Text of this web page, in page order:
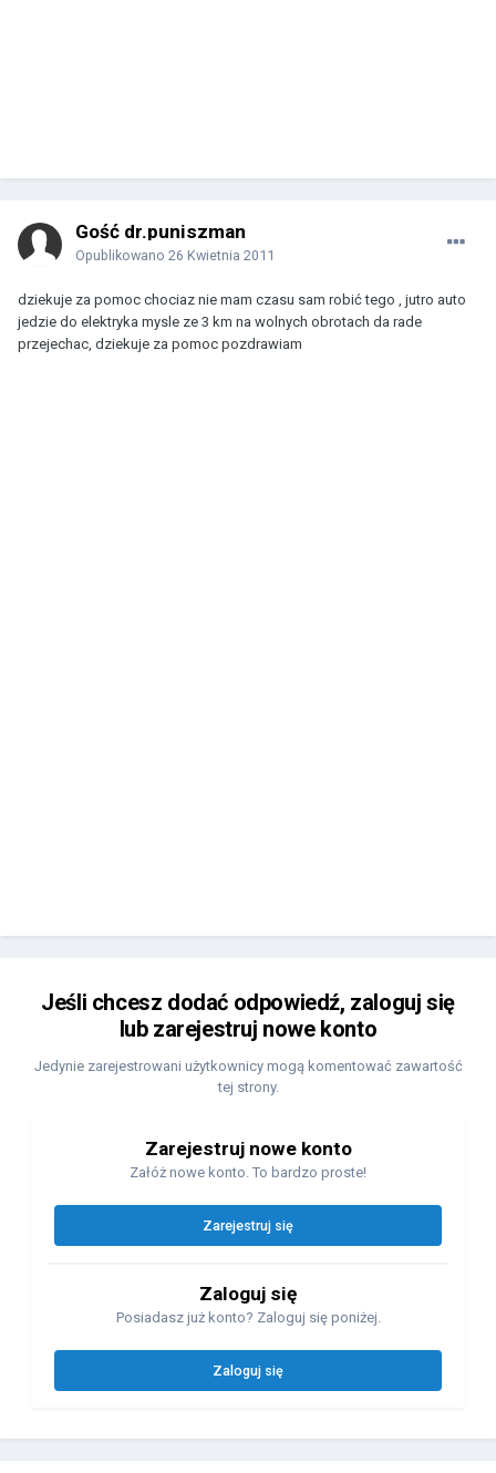
Gość dr.puniszman
Opublikowano 26 Kwietnia 2011
dziekuje za pomoc chociaz nie mam czasu sam robić tego , jutro auto
jedzie do elektryka mysle ze 3 km na wolnych obrotach da rade
przejechac, dziekuje za pomoc pozdrawiam
Jeśli chcesz dodać odpowiedź, zaloguj się
lub zarejestruj nowe konto
Jedynie zarejestrowani użytkownicy mogą komentować zawartość
tej strony.
Zarejestruj nowe konto
Załóż nowe konto. To bardzo proste!
Zarejestruj się
Zaloguj się
Posiadasz już konto? Zaloguj się poniżej.
Zaloguj się